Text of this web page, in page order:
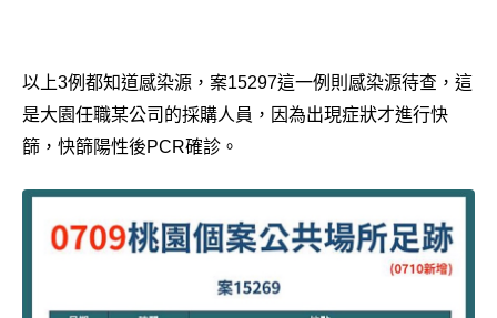
以上3例都知道感染源，案15297這一例則感染源待查，這
是大園任職某公司的採購人員，因為出現症狀才進行快
篩，快篩陽性後PCR確診。